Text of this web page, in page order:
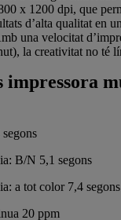
x 1200 dpi, que
d’alta qualitat en
una velocitat
la creativitat no té
impressora
B/N 5,1 segons
a tot color 7,4 segons
20 ppm